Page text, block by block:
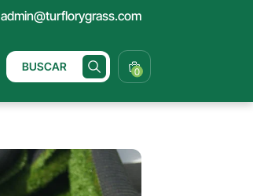
admin@turflorygrass.com
BUSCAR 0